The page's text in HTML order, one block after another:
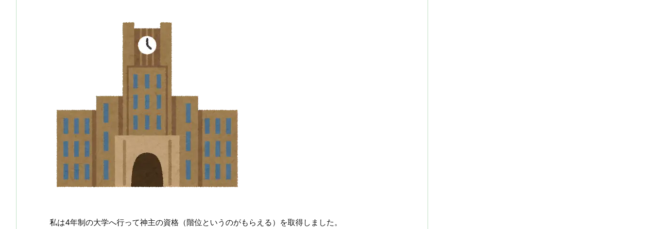
私は4年制の大学へ行って神主の資格（階位というのがもらえる）を取得しました。